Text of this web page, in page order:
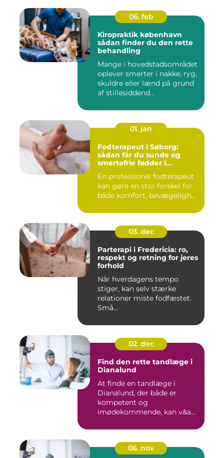
06. feb
Kiropraktik københavn
sådan finder du den rette
behandling
Mange i hovedstadsområdet
oplever smerter i nakke, ryg,
skuldre eller lænd på grund
af stillesiddend...
01. jan
Fodterapeut i Søborg:
sådan får du sunde og
smertefrie fødder i
En professionel fodterapeut
kan gøre en stor forskel for
både komfort, bevægeligh...
03. dec
Parterapi i Fredericia: ro,
respekt og retning for jeres
forhold
Når hverdagens tempo
stiger, kan selv stærke
relationer miste fodfæstet.
Små...
02. dec
Find den rette tandlæge i
Dianalund
At finde en tandlæge i
Dianalund, der både er
kompetent og
imødekommende, kan v&a...
06. nov